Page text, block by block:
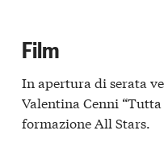
Film
In apertura di serata
Valentina Cenni
formazione All Stars.